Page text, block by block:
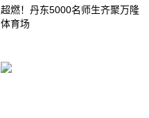
超燃！丹东5000名师生齐聚万隆
体育场